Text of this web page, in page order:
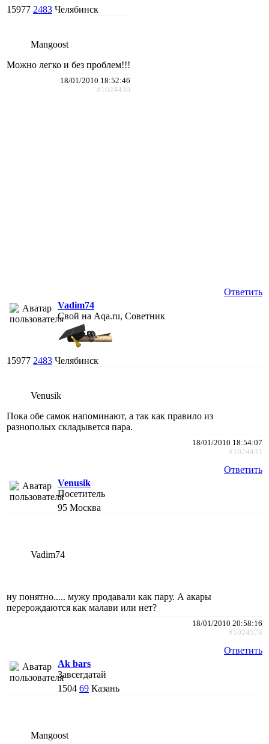
15977 2483 Челябинск
Mangoost
Можно легко и без проблем!!!
18/01/2010 18:52:46
#1024430
Ответить
Vadim74
Свой на Aqa.ru, Советник
15977 2483 Челябинск
Venusik
Пока обе самок напоминают, а так как правило из
разнополых складывется пара.
18/01/2010 18:54:07
#1024431
Ответить
Venusik
Посетитель
95 Москва
Vadim74
ну понятно..... мужу продавали как пару. А акары
перерождаются как малави или нет?
18/01/2010 20:58:16
#1024578
Ответить
Ak bars
Завсегдатай
1504 69 Казань
Mangoost